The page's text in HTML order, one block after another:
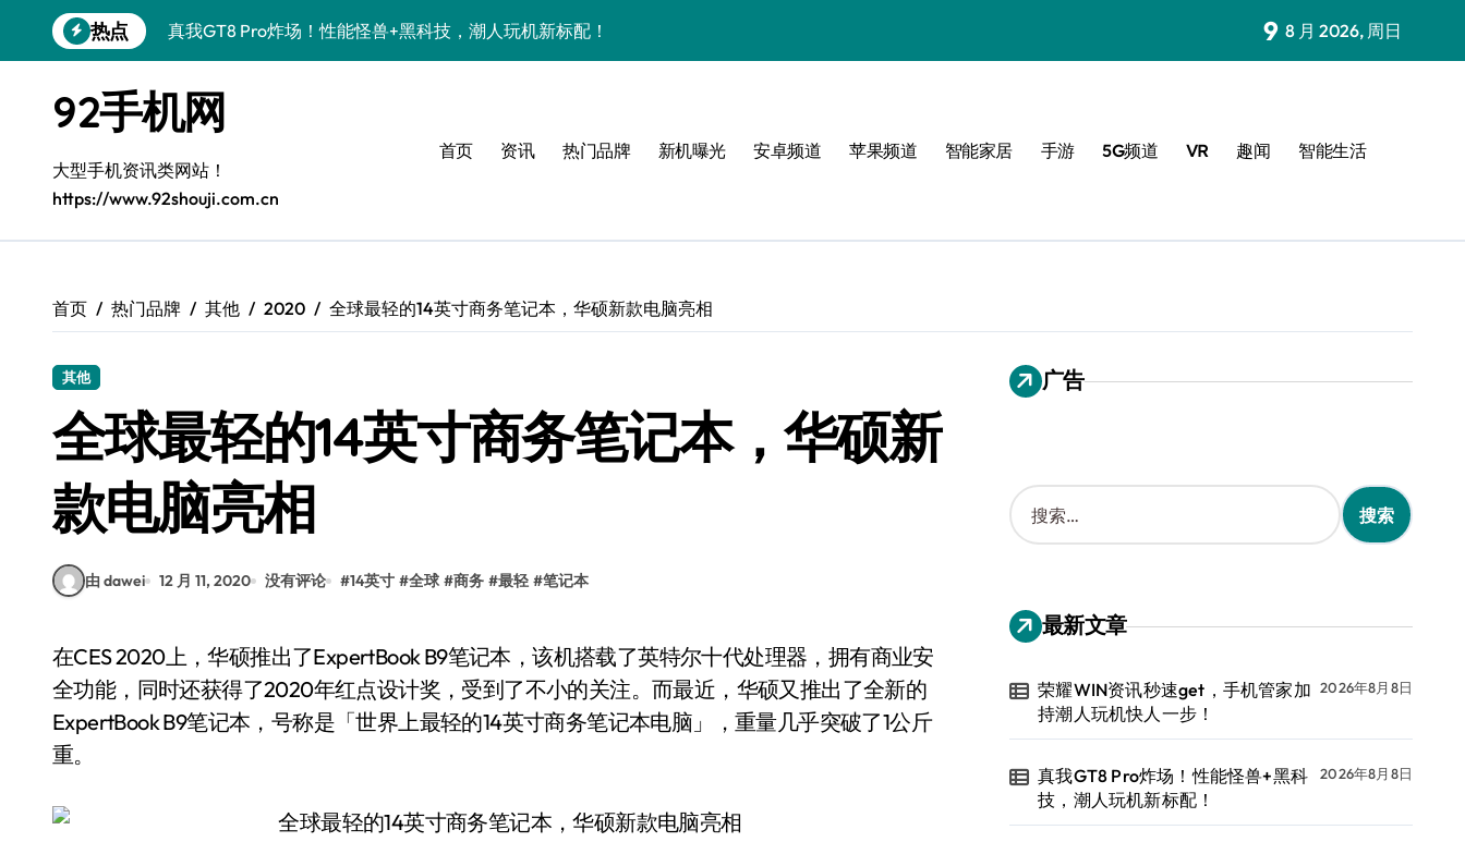
到
热点
真我GT8 Pro炸场！性能怪兽+黑科技，潮人玩机新标配！
荣耀500 Pro携手MOLLY来袭！潮人必看玩机秘籍大公开
vivo S50 Pro mini来袭！小屏旗舰，潮人必备新宠速览！
REDMI K90炸场来袭！性能怪兽+黑科技配置全揭秘
荣耀ROBOT PHONE炸场！手机一握，智能资讯全收割！
iPhone 17e炸场来袭！性能配置大升级，潮人速来围观！
荣耀WIN资讯秒速get，手机管家加持潮人玩机快人一步！
9 8 月 2026, 周日
92手机网
大型手机资讯类网站！
https://www.92shouji.com.cn
首页 资讯 热门品牌 新机曝光 安卓频道 苹果频道 智能家居 手游 5G频道 VR 趣闻 智能生活
首页 热门品牌 其他 2020 全球最轻的14英寸商务笔记本，华硕新款电脑亮相
其他
全球最轻的14英寸商务笔记本，华硕新
款电脑亮相
由 dawei 12 月 11, 2020 没有评论 #14英寸 #全球 #商务 #最轻 #笔记本
在CES 2020上，华硕推出了ExpertBook B9笔记本，该机搭载了英特尔十代处理器，拥有商业安
全功能，同时还获得了2020年红点设计奖，受到了不小的关注。而最近，华硕又推出了全新的
ExpertBook B9笔记本，号称是「世界上最轻的14英寸商务笔记本电脑」，重量几乎突破了1公斤
重。
广告
搜
索
：
最新文章
荣耀WIN资讯秒速get，手机管家加
持潮人玩机快人一步！
2026年8月8日
真我GT8 Pro炸场！性能怪兽+黑科
技，潮人玩机新标配！
2026年8月8日